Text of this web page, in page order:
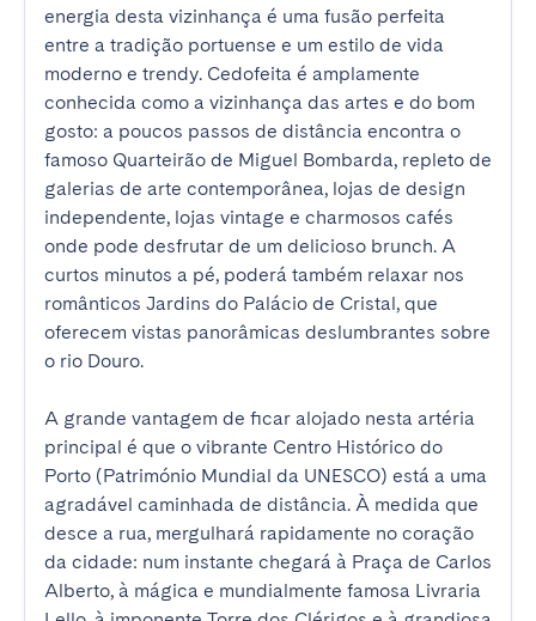
energia desta vizinhança é uma fusão perfeita
entre a tradição portuense e um estilo de vida
moderno e trendy. Cedofeita é amplamente
conhecida como a vizinhança das artes e do bom
gosto: a poucos passos de distância encontra o
famoso Quarteirão de Miguel Bombarda, repleto de
galerias de arte contemporânea, lojas de design
independente, lojas vintage e charmosos cafés
onde pode desfrutar de um delicioso brunch. A
curtos minutos a pé, poderá também relaxar nos
românticos Jardins do Palácio de Cristal, que
oferecem vistas panorâmicas deslumbrantes sobre
o rio Douro.
A grande vantagem de ficar alojado nesta artéria
principal é que o vibrante Centro Histórico do
Porto (Património Mundial da UNESCO) está a uma
agradável caminhada de distância. À medida que
desce a rua, mergulhará rapidamente no coração
da cidade: num instante chegará à Praça de Carlos
Alberto, à mágica e mundialmente famosa Livraria